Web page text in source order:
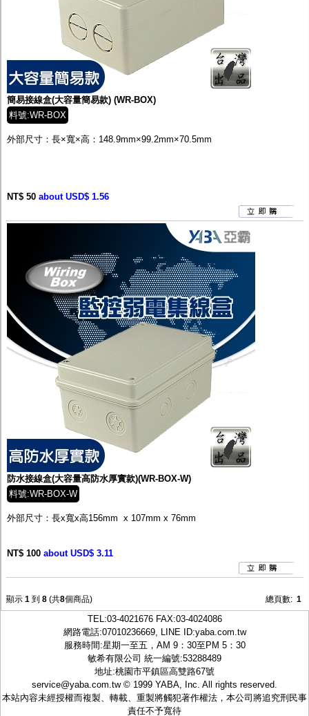
簡易接線盒(大容量簡易款) (WR-BOX)
料號:WR-BOX
外部尺寸： 長×寬×高：148.9mm×99.2mm×70.5mm
NT$ 50 about USD$ 1.56
防水接線盒(大容量高防水厚實款)(WR-BOX-W)
料號:WR-BOX-W
外部尺寸：長x寬x高156mm x 107mm x 76mm
NT$ 100 about USD$ 3.11
顯示 1 到 8 (共8個商品) 總頁數: 1
TEL:03-4021676FAX:03-4024086
網路電話:07010236669, LINE ID:yaba.com.tw
服務時間:星期一至五，AM 9：30至PM 5：30
敏希有限公司 統一編號:53288489
地址:桃園市平鎮區高雙路67號
service@yaba.com.tw© 1999 YABA, Inc. All rights reserved.
本站內容未經授權而複製、轉載、重製將觸犯著作權法，本公司將追究刑民事
責任不予寬待